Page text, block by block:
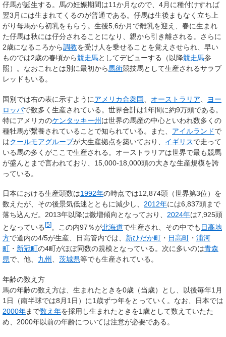
仔馬が誕生する。馬の妊娠期間は11か月なので、4月に種付けすれば
翌3月には生まれてくるのが普通である。仔馬は生後まもなく立ち上
がり母馬から初乳をもらう。生後5,6か月で離乳を迎え、春に生まれ
た仔馬は秋には仔分されることになり、親から引き離される。さらに
2歳になるころから調教を受け人を乗せることを覚えさせられ、早い
ものでは2歳の春頃から競走馬としてデビューする（以降競走馬参
照）。なおこれとは別に最初から馬術競技馬として生産されるサラブ
レッドもいる。
国別では右の表に示すようにアメリカ合衆国 オーストラリア
ヨー
ロッパで数多く生産されている。世界合計は1年間に約9万頭である。
特にアメリカのケンタッキー州 は世界の馬産の中心といわれ数多くの
種牡馬が繋養されていることで知られている。また、 アイルランドで
はクールモアグループが大生産拠点を築いており、 イギリスで走って
いる馬の多くがここで生産される。オーストラリアは世界で最も競馬
が盛んとまで言われており、15,000-18,000頭の大きな生産規模を誇
っている。
日本における生産頭数は1992年の時点では12,874頭（世界第3位）を
数えたが、その後景気低迷とともに減少し、 2012年には6,837頭まで
落ち込んだ。2013年以降は微増傾向となっており、 2024年は7,925頭
となっている [5] 。この内97％が北海道で生産され、その中でも 日高地
方で道内の4/5が生産、日高管内では、 新ひだか町 ・ 日高町 ・ 浦河
町 ・ 新冠町の4町がほぼ同数の規模となっている。次に多いのは青森
県で、他、 九州 茨城県等でも生産されている。
年齢の数え方
馬の年齢の数え方は、生まれたときを0歳（当歳）とし、以後毎年1月
1日（南半球では8月1日）に1歳ずつ年をとっていく。なお、日本では
2000年まで数え年を採用し生まれたときを1歳として数えていたた
め、2000年以前の年齢については注意が必要である。